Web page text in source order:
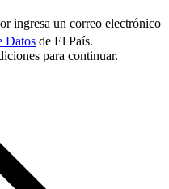
ingresa un correo electrónico
Datos de El País.
para continuar.